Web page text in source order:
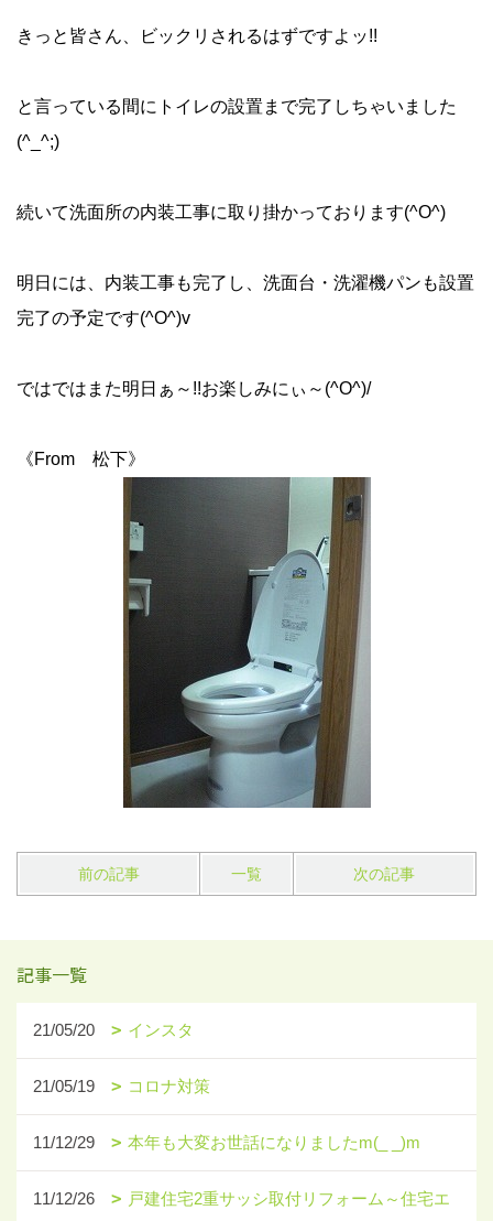
きっと皆さん、ビックリされるはずですよッ!!
と言っている間にトイレの設置まで完了しちゃいました
(^_^;)
続いて洗面所の内装工事に取り掛かっております(^O^)
明日には、内装工事も完了し、洗面台・洗濯機パンも設置
完了の予定です(^O^)v
ではではまた明日ぁ～!!お楽しみにぃ～(^O^)/
《From 松下》
前の記事 一覧 次の記事
記事一覧
21/05/20 インスタ
21/05/19 コロナ対策
11/12/29 本年も大変お世話になりましたm(_ _)m
11/12/26
戸建住宅2重サッシ取付リフォーム～住宅エ